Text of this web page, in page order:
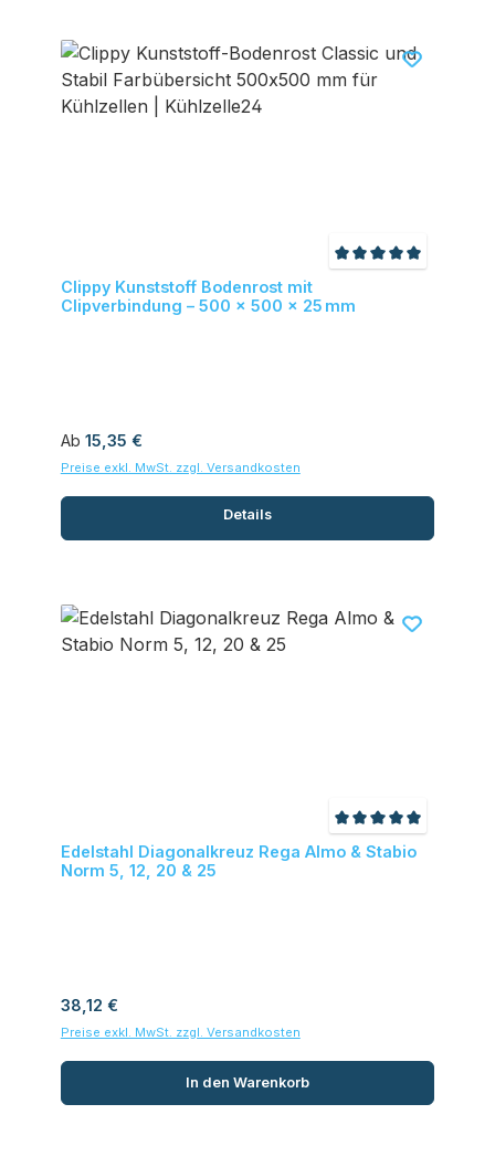
Clippy Kunststoff Bodenrost mit
Clipverbindung – 500 × 500 × 25 mm
Regulärer Preis:
Ab 15,35 €
Preise exkl. MwSt. zzgl. Versandkosten
Details
Edelstahl Diagonalkreuz Rega Almo & Stabio
Norm 5, 12, 20 & 25
Regulärer Preis:
38,12 €
Preise exkl. MwSt. zzgl. Versandkosten
In den Warenkorb